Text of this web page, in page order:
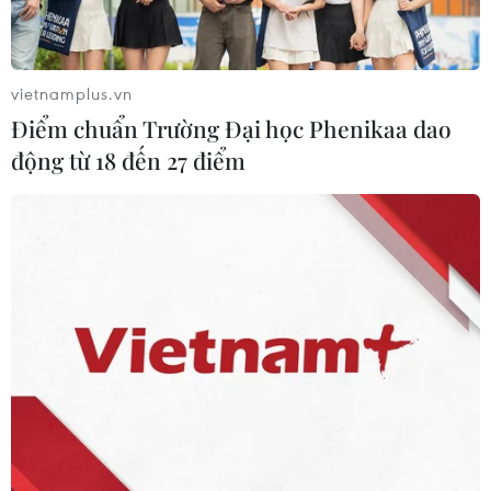
Xem thêm
Phó Tổng Biên tập: NGUYỄN THỊ TÁM, KHÚC THANH
Sở hữu trí tuệ
Ngôn ngữ
vietnamplus.vn
Điểm chuẩn Trường Đại học Phenikaa dao
động từ 18 đến 27 điểm